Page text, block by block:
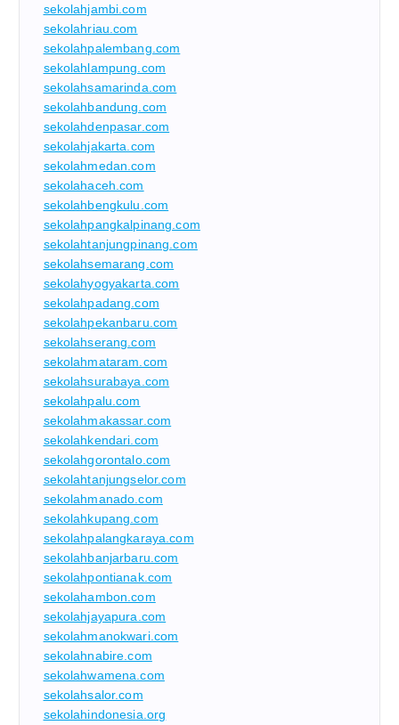
sekolahjambi.com
sekolahriau.com
sekolahpalembang.com
sekolahlampung.com
sekolahsamarinda.com
sekolahbandung.com
sekolahdenpasar.com
sekolahjakarta.com
sekolahmedan.com
sekolahaceh.com
sekolahbengkulu.com
sekolahpangkalpinang.com
sekolahtanjungpinang.com
sekolahsemarang.com
sekolahyogyakarta.com
sekolahpadang.com
sekolahpekanbaru.com
sekolahserang.com
sekolahmataram.com
sekolahsurabaya.com
sekolahpalu.com
sekolahmakassar.com
sekolahkendari.com
sekolahgorontalo.com
sekolahtanjungselor.com
sekolahmanado.com
sekolahkupang.com
sekolahpalangkaraya.com
sekolahbanjarbaru.com
sekolahpontianak.com
sekolahambon.com
sekolahjayapura.com
sekolahmanokwari.com
sekolahnabire.com
sekolahwamena.com
sekolahsalor.com
sekolahindonesia.org